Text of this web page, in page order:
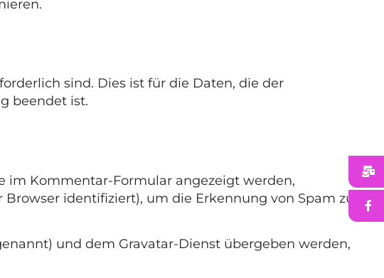
sind. Dies ist für die Daten, die der
beendet ist.
im Kommentar-Formular angezeigt werden,
identifiziert), um die Erkennung von Spam zu
und dem Gravatar-Dienst übergeben werden,